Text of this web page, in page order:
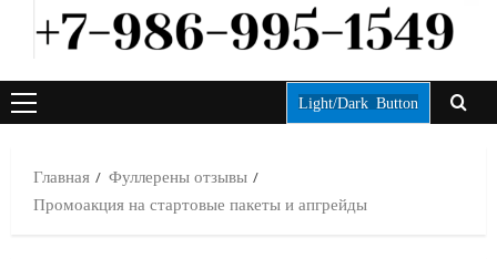
ОСНОВНОЕ
Light/Dark Button
Главная
Фуллерены отзывы
Промоакция на стартовые пакеты и апгрейды